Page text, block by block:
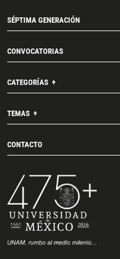
SÉPTIMA GENERACIÓN
CONVOCATORIAS
CATEGORÍAS
TEMAS
CONTACTO